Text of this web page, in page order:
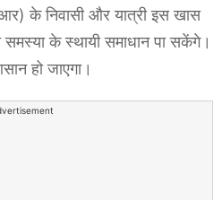
के निवासी और यात्री इस खास
के स्थायी समाधान पा सकेंगे।
हो जाएगा।